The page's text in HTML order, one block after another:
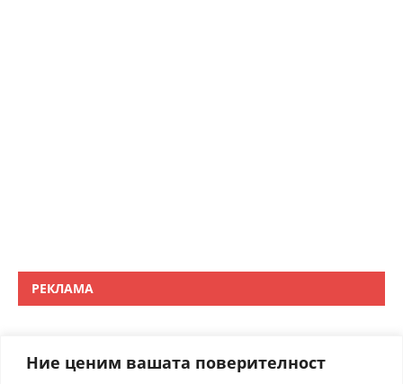
Ние ценим вашата поверителност
РЕКЛАМА